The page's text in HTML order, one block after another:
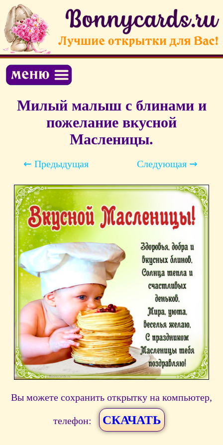
Милый малыш с блинами и
пожелание вкусной
Масленицы.
⇜ Предыдущая Следующая ⇝
Вы можете сохранить открытку на компьютер,
телефон: СКАЧАТЬ